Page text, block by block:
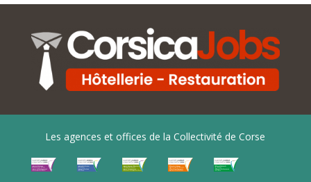
Les agences et offices de la Collectivité de Corse